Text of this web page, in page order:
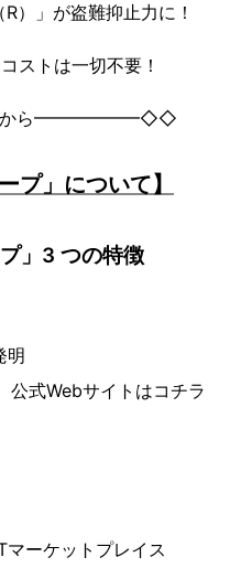
）」が盗難抑止力に！
ストは一切不要！
から━━━━━━◇◇
プ」について】
」3 つの特徴
明
式Webサイトはコチラ
マーケットプレイス